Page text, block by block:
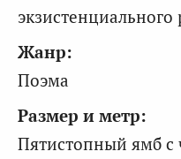
экзистенциального
Жанр:
Поэма
Размер и метр:
Пятистопный ямб с